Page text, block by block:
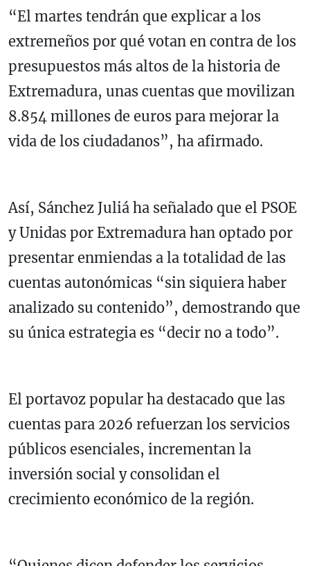
“El martes tendrán que explicar a los
extremeños por qué votan en contra de los
presupuestos más altos de la historia de
Extremadura, unas cuentas que movilizan
8.854 millones de euros para mejorar la
vida de los ciudadanos”, ha afirmado.
Así, Sánchez Juliá ha señalado que el PSOE
y Unidas por Extremadura han optado por
presentar enmiendas a la totalidad de las
cuentas autonómicas “sin siquiera haber
analizado su contenido”, demostrando que
su única estrategia es “decir no a todo”.
El portavoz popular ha destacado que las
cuentas para 2026 refuerzan los servicios
públicos esenciales, incrementan la
inversión social y consolidan el
crecimiento económico de la región.